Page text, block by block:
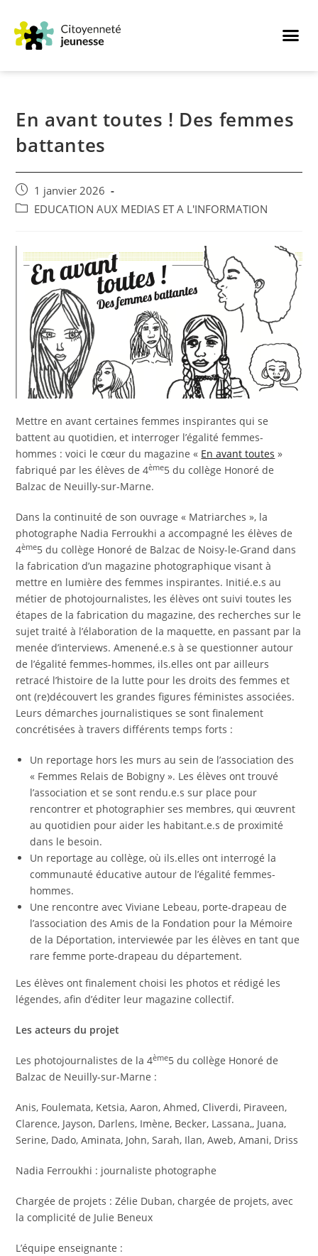
En avant toutes ! Des femmes
battantes
1 janvier 2026
EDUCATION AUX MEDIAS ET A L'INFORMATION
Mettre en avant certaines femmes inspirantes qui se
battent au quotidien, et interroger l’égalité femmes-
hommes : voici le cœur du magazine « En avant toutes »
fabriqué par les élèves de 4ème5 du collège Honoré de
Balzac de Neuilly-sur-Marne.
Dans la continuité de son ouvrage « Matriarches », la
photographe Nadia Ferroukhi a accompagné les élèves de
4ème5 du collège Honoré de Balzac de Noisy-le-Grand dans
la fabrication d’un magazine photographique visant à
mettre en lumière des femmes inspirantes. Initié.e.s au
métier de photojournalistes, les élèves ont suivi toutes les
étapes de la fabrication du magazine, des recherches sur le
sujet traité à l’élaboration de la maquette, en passant par la
menée d’interviews. Amenené.e.s à se questionner autour
de l’égalité femmes-hommes, ils.elles ont par ailleurs
retracé l’histoire de la lutte pour les droits des femmes et
ont (re)découvert les grandes figures féministes associées.
Leurs démarches journalistiques se sont finalement
concrétisées à travers différents temps forts :
Un reportage hors les murs au sein de l’association des
« Femmes Relais de Bobigny ». Les élèves ont trouvé
l’association et se sont rendu.e.s sur place pour
rencontrer et photographier ses membres, qui œuvrent
au quotidien pour aider les habitant.e.s de proximité
dans le besoin.
Un reportage au collège, où ils.elles ont interrogé la
communauté éducative autour de l’égalité femmes-
hommes.
Une rencontre avec Viviane Lebeau, porte-drapeau de
l’association des Amis de la Fondation pour la Mémoire
de la Déportation, interviewée par les élèves en tant que
rare femme porte-drapeau du département.
Les élèves ont finalement choisi les photos et rédigé les
légendes, afin d’éditer leur magazine collectif.
Les acteurs du projet
Les photojournalistes de la 4ème5 du collège Honoré de
Balzac de Neuilly-sur-Marne :
Anis, Foulemata, Ketsia, Aaron, Ahmed, Cliverdi, Piraveen,
Clarence, Jayson, Darlens, Imène, Becker, Lassana,, Juana,
Serine, Dado, Aminata, John, Sarah, Ilan, Aweb, Amani, Driss
Nadia Ferroukhi : journaliste photographe
Chargée de projets : Zélie Duban, chargée de projets, avec
la complicité de Julie Beneux
L’équipe enseignante :